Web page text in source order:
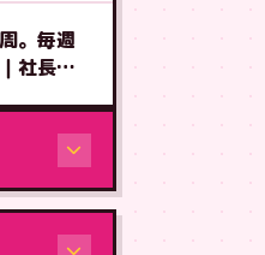
。毎週
社長ブ